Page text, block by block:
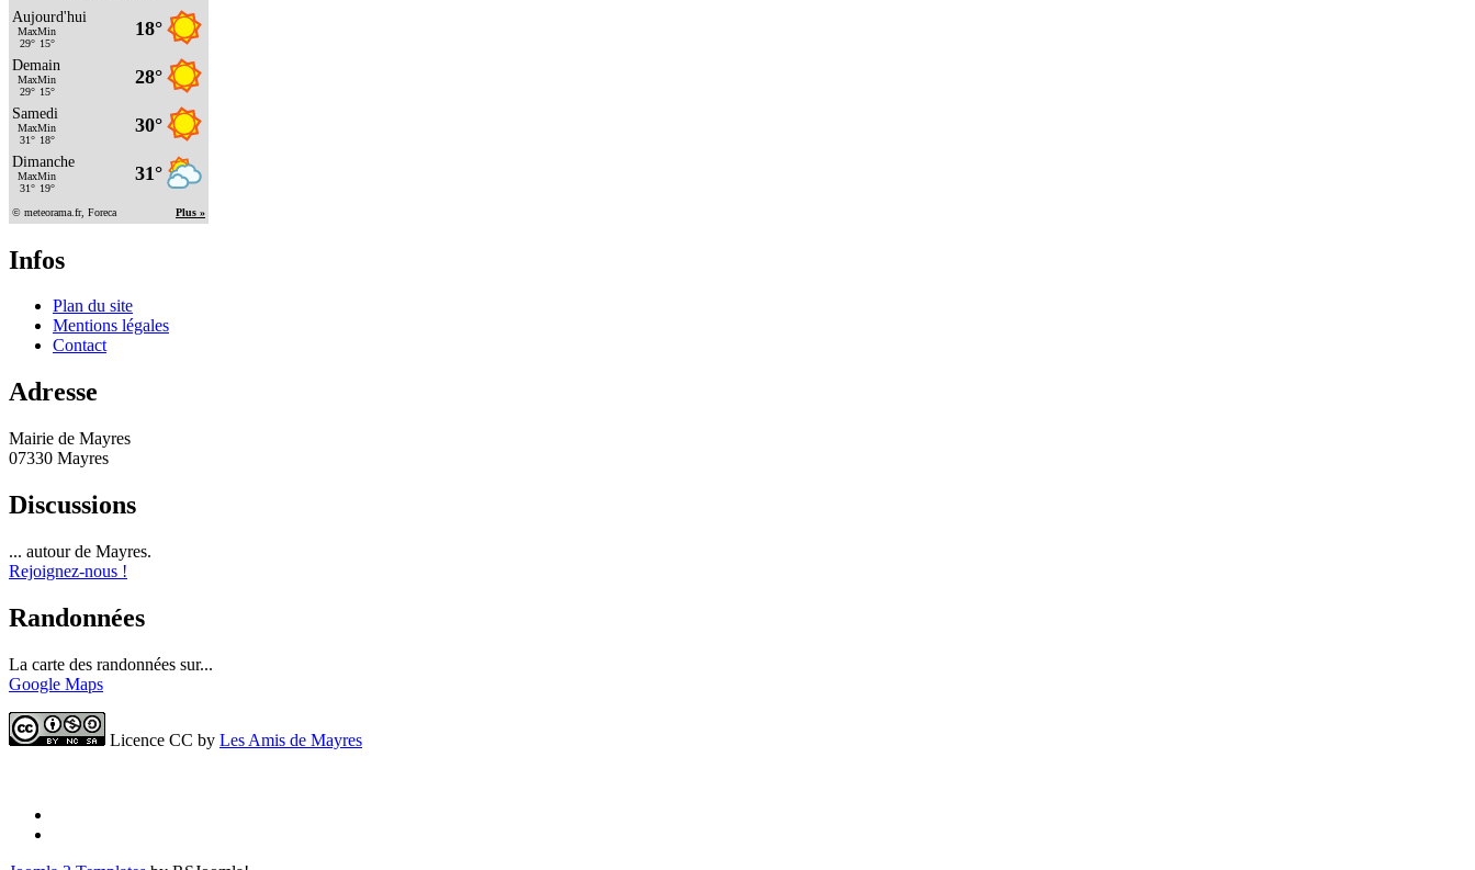
Infos
Plan du site
Mentions légales
Contact
Adresse
Mairie de Mayres
07330 Mayres
Discussions
... autour de Mayres.
Rejoignez-nous !
Randonnées
La carte des randonnées sur...
Google Maps
Licence CC by Les Amis de Mayres